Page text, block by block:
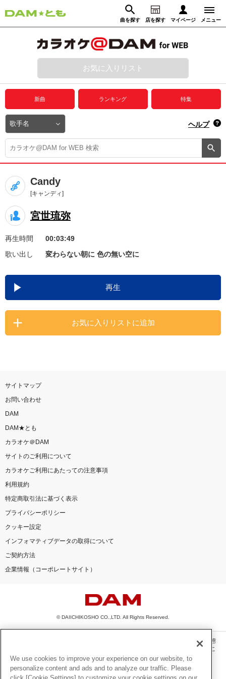
曲を探す 店を探す マイページ メニュー
動画からさがす 録音からさがす
ログイン
プレミアムサービス
DAM★とも動画
DAM★とも録音
カラオケ＠DAM
ユーザー検索
キャンペーン
お知らせ よくあるご質問
DAMの新曲・ランキングなど
カラオケ最新情報をチェック！
お気に入りリスト
新曲 ランキング 特集
ヘルプ
Candy
[キャンディ]
宮世琉弥
再生時間
00:03:49
歌い出し
変わらない朝に 色の無い空に
再生
お気に入りリストに追加
サイトマップ
お問い合わせ
DAM
DAM★とも
カラオケ＠DAM
サイトのご利用について
カラオケご利用にあたっての注意事項
利用規約
特定商取引法に基づく表示
プライバシーポリシー
クッキー設定
インフォマティブデータの取得について
ご契約方法
企業情報（コーポレートサイト）
© DAIICHIKOSHO CO.,LTD. All Rights Reserved.
このサイトに掲載されている一切の文章・画像・写真・動画・音声等を、手段や形態
を問わず、著作権法の定める範囲を超えて無断で複製、転載、ファイル化などするこ
とを禁じます。
楽曲及びコンテンツは、機種によりご利用いただけない場合があります。
We use cookies to improve your experience on our website, to
personalize content and ads and to analyze our traffic. Please